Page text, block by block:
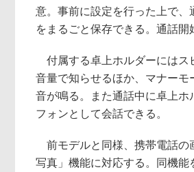
意。事前に設定を行った上で
をまるごと保存できる。通話
付属する卓上ホルダーにはス
音量で知らせるほか、マナー
音が鳴る。また通話中に卓上
フォンとして会話できる。
前モデルと同様、携帯電話の
写真」機能に対応する。同機